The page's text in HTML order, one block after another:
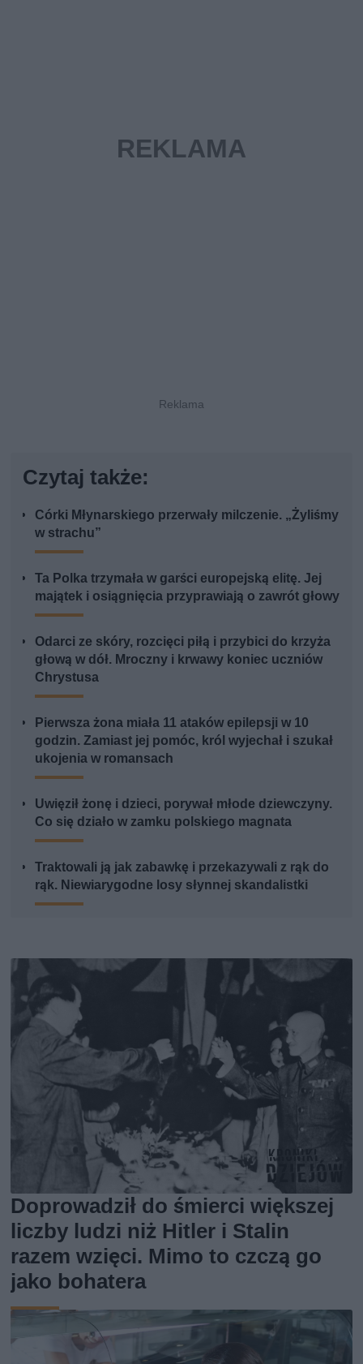
Czytaj także:
Córki Młynarskiego przerwały milczenie. „Żyliśmy
w strachu”
Ta Polka trzymała w garści europejską elitę. Jej
majątek i osiągnięcia przyprawiają o zawrót głowy
Odarci ze skóry, rozcięci piłą i przybici do krzyża
głową w dół. Mroczny i krwawy koniec uczniów
Chrystusa
Pierwsza żona miała 11 ataków epilepsji w 10
godzin. Zamiast jej pomóc, król wyjechał i szukał
ukojenia w romansach
Uwięził żonę i dzieci, porywał młode dziewczyny.
Co się działo w zamku polskiego magnata
Traktowali ją jak zabawkę i przekazywali z rąk do
rąk. Niewiarygodne losy słynnej skandalistki
Doprowadził do śmierci większej
liczby ludzi niż Hitler i Stalin
razem wzięci. Mimo to czczą go
jako bohatera